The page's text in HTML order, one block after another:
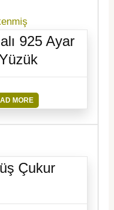
925 Ayar
MORE
Çukur